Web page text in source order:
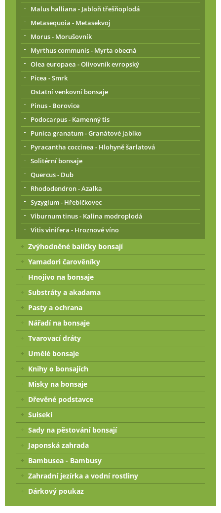
Malus halliana - Jabloň třešňoplodá
Metasequoia - Metasekvoj
Morus - Morušovník
Myrthus communis - Myrta obecná
Olea europaea - Olivovník evropský
Picea - Smrk
Ostatní venkovní bonsaje
Pinus - Borovice
Podocarpus - Kamenný tis
Punica granatum - Granátové jablko
Pyracantha coccinea - Hlohyně šarlatová
Solitérní bonsaje
Quercus - Dub
Rhododendron - Azalka
Syzygium - Hřebíčkovec
Viburnum tinus - Kalina modroplodá
Vitis vinifera - Hroznové víno
Zvýhodněné balíčky bonsají
Yamadori čarověníky
Hnojivo na bonsaje
Substráty a akadama
Pasty a ochrana
Nářadí na bonsaje
Tvarovací dráty
Umělé bonsaje
Knihy o bonsajích
Misky na bonsaje
Dřevěné podstavce
Suiseki
Sady na pěstování bonsají
Japonská zahrada
Bambusea - Bambusy
Zahradní jezírka a vodní rostliny
Dárkový poukaz